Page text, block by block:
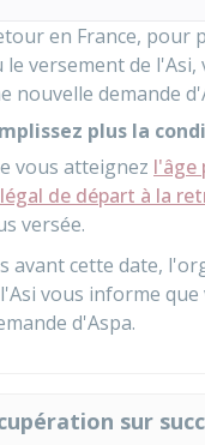
en France,
le versement de l'Asi,
nouvelle demande
plus la
vous atteignez l'âge
de départ à la
versée.
avant cette date,
vous informe que
d'Aspa.
sur